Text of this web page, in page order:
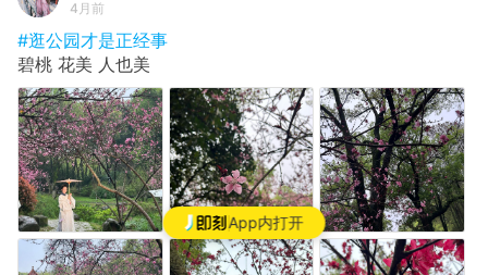
App内打开
4月前
#逛公园才是正经事
碧桃 花美 人也美